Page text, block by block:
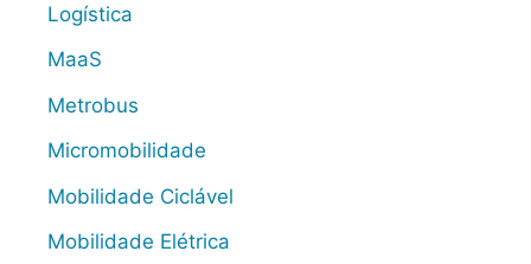
Logística
MaaS
Metrobus
Micromobilidade
Mobilidade Ciclável
Mobilidade Elétrica